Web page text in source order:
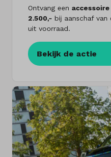
Ontvang een
2.500,- bij aanschaf van
uit voorraad.
Bekijk de actie